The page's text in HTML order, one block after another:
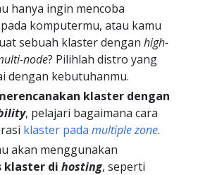
hanya ingin mencoba
komputermu, atau kamu
sebuah klaster dengan high-
node? Pilihlah distro yang
dengan kebutuhanmu.
klaster dengan
, pelajari bagaimana cara
klaster pada multiple zone.
akan menggunakan
klaster di hosting, seperti